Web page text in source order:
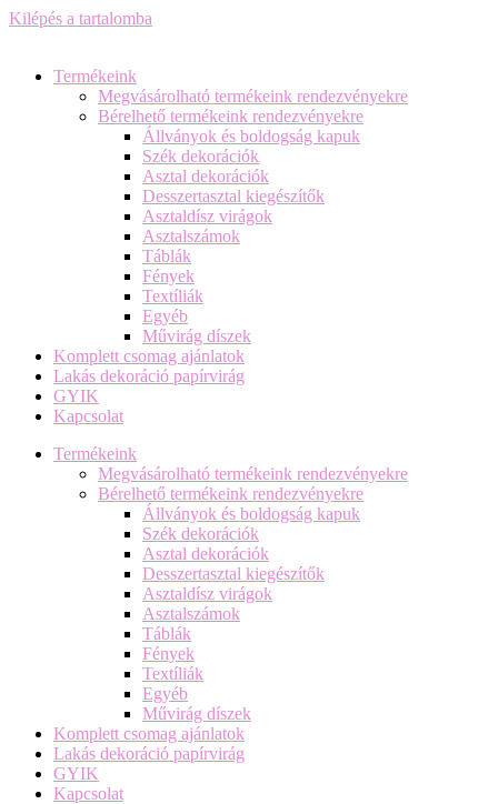
Kilépés a tartalomba
Termékeink
Megvásárolható termékeink rendezvényekre
Bérelhető termékeink rendezvényekre
Állványok és boldogság kapuk
Szék dekorációk
Asztal dekorációk
Desszertasztal kiegészítők
Asztaldísz virágok
Asztalszámok
Táblák
Fények
Textíliák
Egyéb
Művirág díszek
Komplett csomag ajánlatok
Lakás dekoráció papírvirág
GYIK
Kapcsolat
Termékeink
Megvásárolható termékeink rendezvényekre
Bérelhető termékeink rendezvényekre
Állványok és boldogság kapuk
Szék dekorációk
Asztal dekorációk
Desszertasztal kiegészítők
Asztaldísz virágok
Asztalszámok
Táblák
Fények
Textíliák
Egyéb
Művirág díszek
Komplett csomag ajánlatok
Lakás dekoráció papírvirág
GYIK
Kapcsolat